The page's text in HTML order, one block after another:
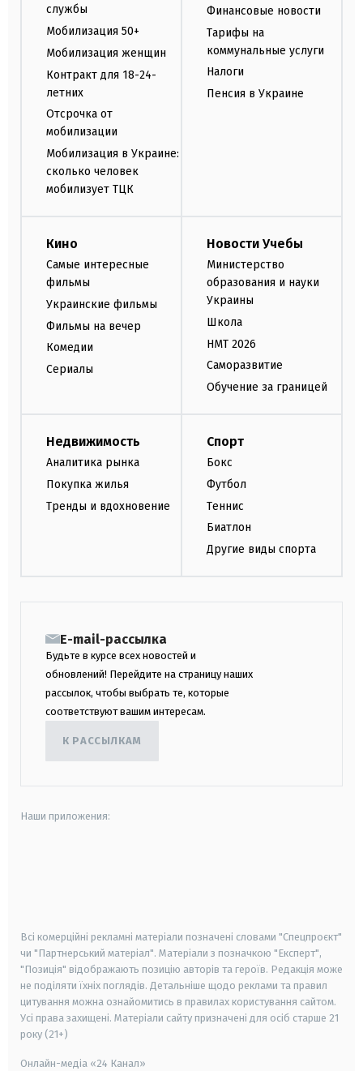
службы
Мобилизация 50+
Мобилизация женщин
Контракт для 18-24-
летних
Отсрочка от
мобилизации
Мобилизация в Украине:
сколько человек
мобилизует ТЦК
Финансовые новости
Тарифы на
коммунальные услуги
Налоги
Пенсия в Украине
Кино
Самые интересные
фильмы
Украинские фильмы
Фильмы на вечер
Комедии
Сериалы
Новости Учебы
Министерство
образования и науки
Украины
Школа
НМТ 2026
Саморазвитие
Обучение за границей
Недвижимость
Аналитика рынка
Покупка жилья
Тренды и вдохновение
Спорт
Бокс
Футбол
Теннис
Биатлон
Другие виды спорта
E-mail-рассылка
Будьте в курсе всех новостей и
обновлений! Перейдите на страницу наших
рассылок, чтобы выбрать те, которые
соответствуют вашим интересам.
К РАССЫЛКАМ
Наши приложения:
Всі комерційні рекламні матеріали позначені словами "Спецпроєкт"
чи "Партнерський матеріал". Матеріали з позначкою "Експерт",
"Позиція" відображають позицію авторів та героїв. Редакція може
не поділяти їхніх поглядів. Детальніше щодо реклами та правил
цитування можна ознайомитись в правилах користування сайтом.
Усі права захищені. Матеріали сайту призначені для осіб старше 21
року (21+)
Онлайн-медіа «24 Канал»